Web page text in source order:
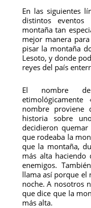
En las siguientes
distintos
montaña tan
mejor manera
pisar la montaña
Lesoto, y donde
reyes del país
El nombre
nombre proviene
historia sobre
decidieron
que rodeaba la
que la montaña,
más alta haciendo
enemigos.
llama así porque el
noche. A nosotros
que dice que la
más alta.